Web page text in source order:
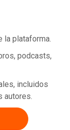
la plataforma.
podcasts,
incluidos
autores.